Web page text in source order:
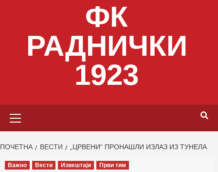
ФК
РАДНИЧКИ
1923
ПОЧЕТНА ВЕСТИ „ЦРВЕНИ“ ПРОНАШЛИ ИЗЛАЗ ИЗ ТУНЕЛА
Важно Вести Извештаји Први тим